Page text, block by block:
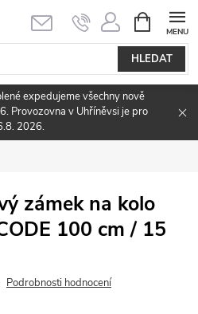
HLEDAT
NÁKUPNÍ
KOŠÍK
expedujeme všechny nově
Provozovna v Uhříněvsi je pro
2026.
zámek na kolo
100 cm / 15
Podrobnosti hodnocení